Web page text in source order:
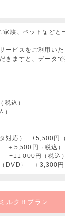
家族、ペットなどと
ービスをご利用いた
きますと、データで
込）
）
対応） +5,500円（
＋5,500円（税込）
+11,000円（税込）
（DVD） ＋3,300円
ミルクＢプラン